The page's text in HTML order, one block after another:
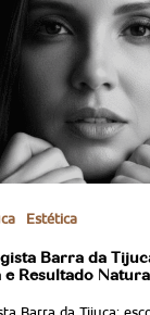
Estética
Barra da
e Resultado